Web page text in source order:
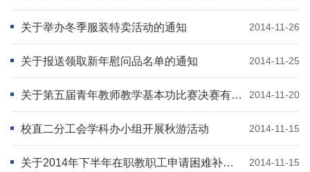
2014-11-26
关于举办冬季服装特卖活动的通知
2014-11-25
关于报送领取新年慰问品名单的通知
2014-11-20
关于第五届青年教师教学基本功比赛决赛有关事项的通知
2014-11-15
校直二分工会学科办小组开展秋游活动
2014-11-15
关于2014年下半年在职教职工申请困难补助等事宜的通知